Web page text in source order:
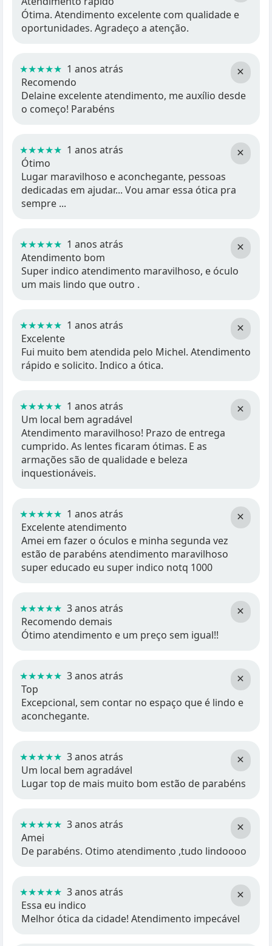
Ótima. Atendimento excelente com qualidade e
oportunidades. Agradeço a atenção.
×
★★★★★ 1 anos atrás
Recomendo
Delaine excelente atendimento, me auxílio desde
o começo! Parabéns
×
★★★★★ 1 anos atrás
Ótimo
Lugar maravilhoso e aconchegante, pessoas
dedicadas em ajudar... Vou amar essa ótica pra
sempre ...
×
★★★★★ 1 anos atrás
Atendimento bom
Super indico atendimento maravilhoso, e óculo
um mais lindo que outro .
×
★★★★★ 1 anos atrás
Excelente
Fui muito bem atendida pelo Michel. Atendimento
rápido e solicito. Indico a ótica.
×
★★★★★ 1 anos atrás
Um local bem agradável
Atendimento maravilhoso! Prazo de entrega
cumprido. As lentes ficaram ótimas. E as
armações são de qualidade e beleza
inquestionáveis.
×
★★★★★ 1 anos atrás
Excelente atendimento
Amei em fazer o óculos e minha segunda vez
estão de parabéns atendimento maravilhoso
super educado eu super indico notq 1000
×
★★★★★ 3 anos atrás
Recomendo demais
Ótimo atendimento e um preço sem igual!!
×
★★★★★ 3 anos atrás
Top
Excepcional, sem contar no espaço que é lindo e
aconchegante.
×
★★★★★ 3 anos atrás
Um local bem agradável
Lugar top de mais muito bom estão de parabéns
×
★★★★★ 3 anos atrás
Amei
De parabéns. Otimo atendimento ,tudo lindoooo
×
★★★★★ 3 anos atrás
Essa eu indico
Melhor ótica da cidade! Atendimento impecável